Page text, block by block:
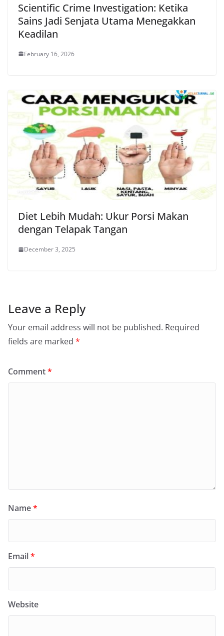
Scientific Crime Investigation: Ketika
Sains Jadi Senjata Utama Menegakkan
Keadilan
February 16, 2026
Diet Lebih Mudah: Ukur Porsi Makan
dengan Telapak Tangan
December 3, 2025
Leave a Reply
Your email address will not be published. Required
fields are marked *
Comment*
Name*
Email*
Website